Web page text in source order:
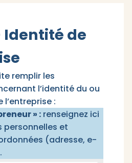
Identité de
remplir les
l’identité du ou
l’entreprise :
» : renseignez ici
et
(adresse, e-